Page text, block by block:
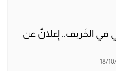
في الخَريف.. إعلانٌ عن
18/